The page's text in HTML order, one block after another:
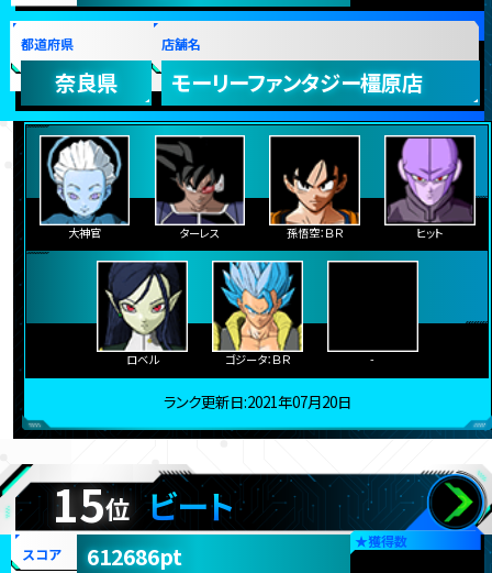
都道府県
奈良県
店舗名
モーリーファンタジー橿原店
大神官 ターレス 孫悟空：ＢＲ ヒット
ロベル ゴジータ：ＢＲ -
ランク更新日:2021年07月20日
15位 ビート
★獲得数
スコア 612686pt